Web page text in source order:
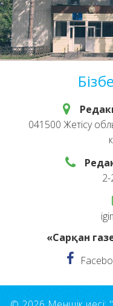
041500 Жетісу
«Сарқан